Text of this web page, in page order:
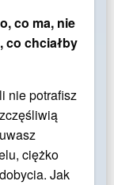
co ma, nie
co chciałby
nie potrafisz
ciężko
Jak